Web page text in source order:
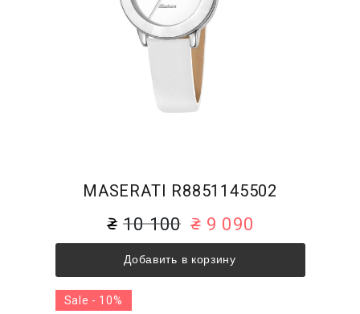
MASERATI R8851145502
10 100 9 090
Добавить в корзину
Sale - 10%